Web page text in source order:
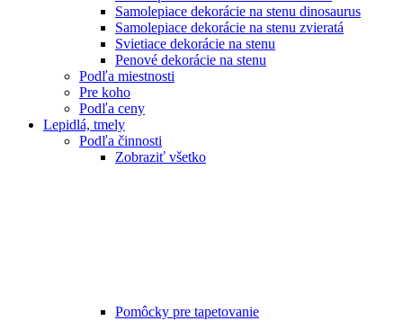
Samolepiace dekorácie na stenu dinosaurus
Samolepiace dekorácie na stenu zvieratá
Svietiace dekorácie na stenu
Penové dekorácie na stenu
Podľa miestnosti
Pre koho
Podľa ceny
Lepidlá, tmely
Podľa činnosti
Zobraziť všetko
Pomôcky pre tapetovanie